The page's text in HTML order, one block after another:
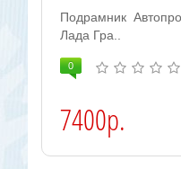
Подрамник
Лада Гра..
0
7400р.